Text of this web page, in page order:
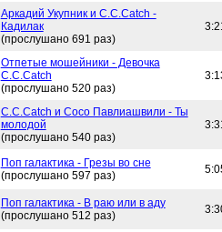
Аркадий Укупник и C.C.Catch -
Кадилак
(прослушано 691 раз)
Отпетые мошейники - Девочка
C.C.Catch
(прослушано 520 раз)
C.C.Catch и Сосо Павлиашвили - Ты
молодой
(прослушано 540 раз)
Поп галактика - Грезы во сне
(прослушано 597 раз)
Поп галактика - В раю или в аду
(прослушано 512 раз)